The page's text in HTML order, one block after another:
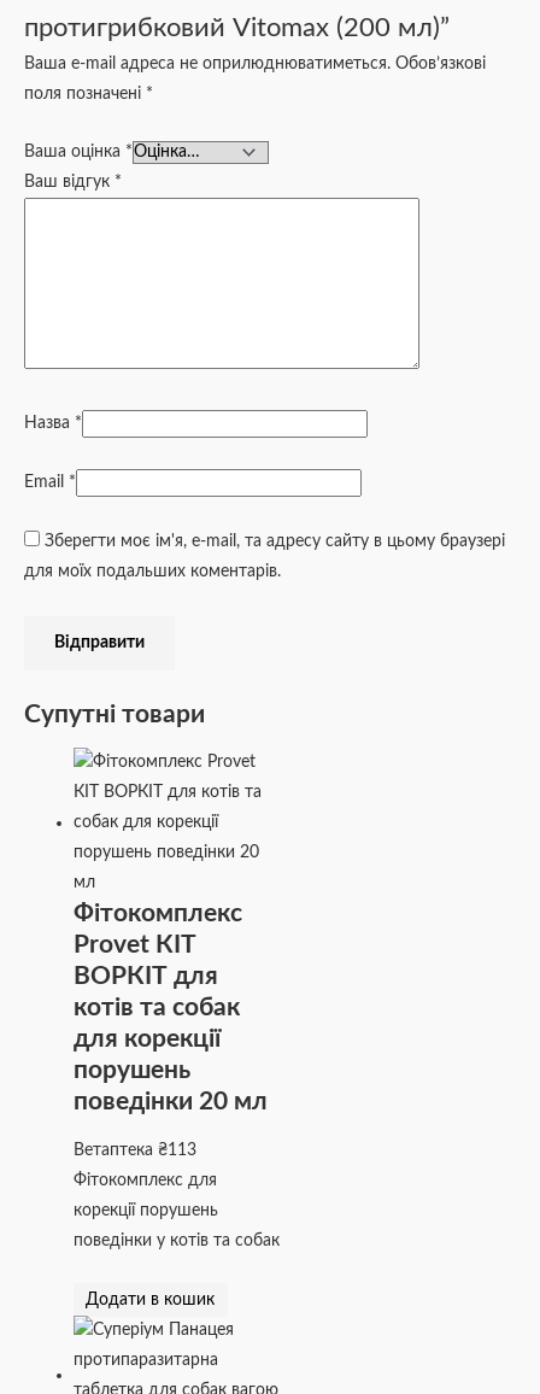
протигрибковий Vitomax (200 мл)”
Ваша e-mail адреса не оприлюднюватиметься. Обов’язкові
поля позначені *
Ваша оцінка *
Ваш відгук *
Назва *
Email *
Зберегти моє ім'я, e-mail, та адресу сайту в цьому браузері
для моїх подальших коментарів.
Супутні товари
Фітокомплекс
Provet КІТ
ВОРКІТ для
котів та собак
для корекції
порушень
поведінки 20 мл
Ветаптека₴113
Фітокомплекс для
корекції порушень
поведінки у котів та собак
Додати в кошик